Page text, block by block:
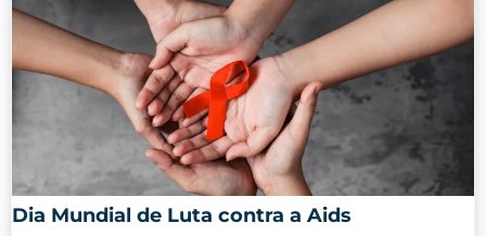
Dia Mundial de Luta contra a Aids